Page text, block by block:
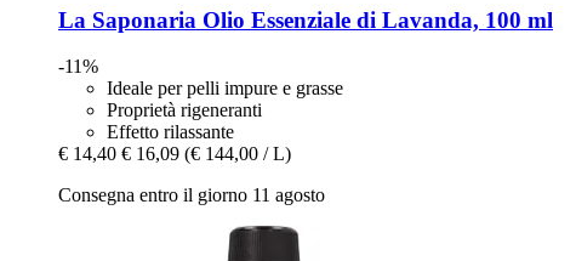
La Saponaria Olio Essenziale di Lavanda, 100 ml
-11%
Ideale per pelli impure e grasse
Proprietà rigeneranti
Effetto rilassante
€ 14,40 € 16,09 (€ 144,00 / L)
Consegna entro il giorno 11 agosto